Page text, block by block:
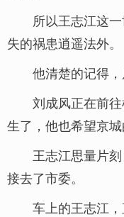
所以王志江这
失的祸患逍遥法外。
他清楚的记得
刘成风正在前
生了，他也希望京城
王志江思量片
接去了市委。
车上的王志江